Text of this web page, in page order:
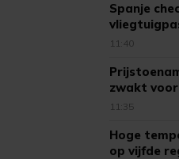
Spanje
11:40
zwakt
11:35
Hoge
op vijfde